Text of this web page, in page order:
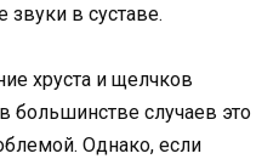
в суставе.
хруста и щелчков
случаев это
Однако, если